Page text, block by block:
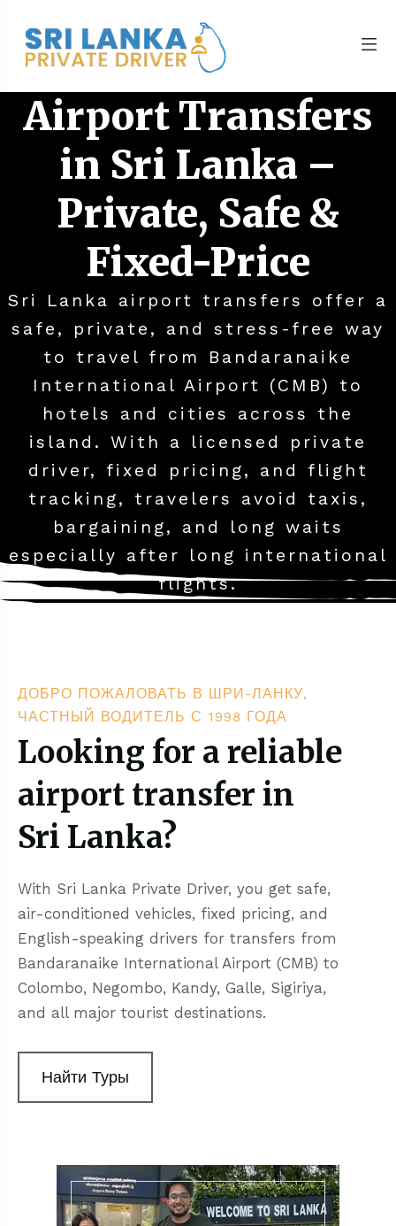
Airport Transfers
in Sri Lanka –
Private, Safe &
Fixed-Price
Sri Lanka airport transfers offer a
safe, private, and stress-free way
to travel from Bandaranaike
International Airport (CMB) to
hotels and cities across the
island. With a licensed private
driver, fixed pricing, and flight
tracking, travelers avoid taxis,
bargaining, and long waits
especially after long international
flights.
ДОБРО ПОЖАЛОВАТЬ В ШРИ-ЛАНКУ,
ЧАСТНЫЙ ВОДИТЕЛЬ С 1998 ГОДА
Looking for a reliable
airport transfer in
Sri Lanka?
With Sri Lanka Private Driver, you get safe,
air-conditioned vehicles, fixed pricing, and
English-speaking drivers for transfers from
Bandaranaike International Airport (CMB) to
Colombo, Negombo, Kandy, Galle, Sigiriya,
and all major tourist destinations.
Найти Туры